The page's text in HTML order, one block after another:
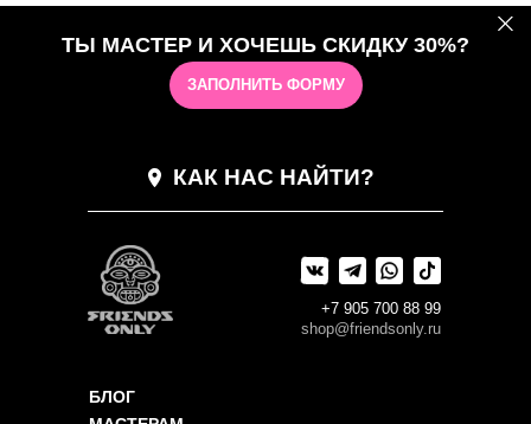
ТЫ МАСТЕР И ХОЧЕШЬ СКИДКУ 30%?
ЗАПОЛНИТЬ ФОРМУ
БЛОГ
КАК НАС НАЙТИ?
shop@friendsonly.ru
+7 905 700 88 99